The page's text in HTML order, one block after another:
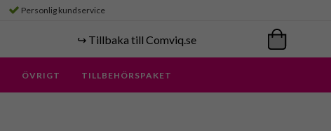
Personlig kundservice
↪️ Tillbaka till Comviq.se
ÖVRIGT TILLBEHÖRSPAKET